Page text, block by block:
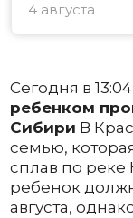
4 августа
Сегодня в 13:04
ребенком
Сибири В
семью,
сплав по
ребенок
августа,